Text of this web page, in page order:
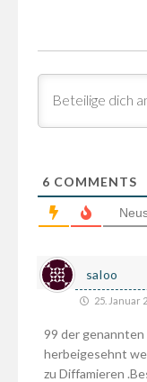
6 COMMENTS
saloo
25. Januar
99 der
herbeigesehnt
zu Diffamieren